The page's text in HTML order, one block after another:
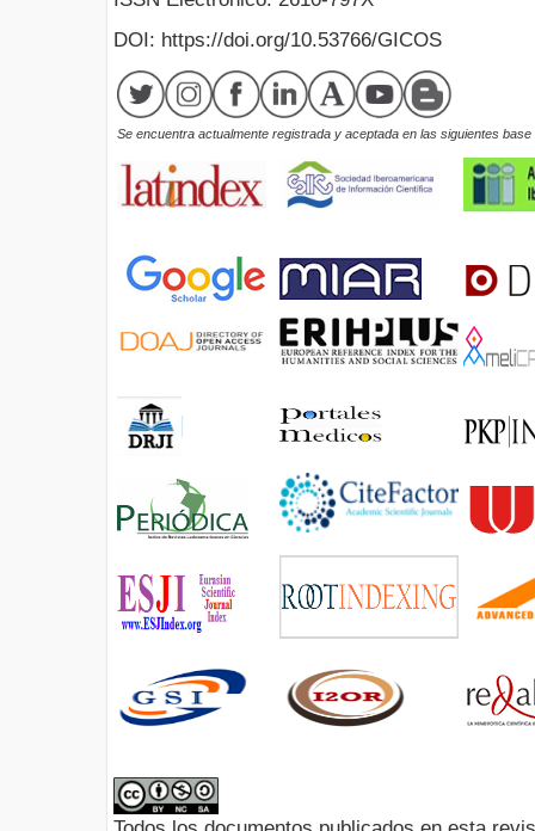
DOI: https://doi.org/10.53766/GICOS
Se encuentra actualmente registrada y aceptada en las siguientes